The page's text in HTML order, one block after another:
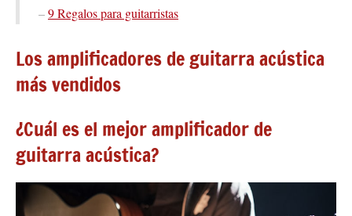
–9 Regalos para guitarristas
Los amplificadores de guitarra acústica
más vendidos
¿Cuál es el mejor amplificador de
guitarra acústica?